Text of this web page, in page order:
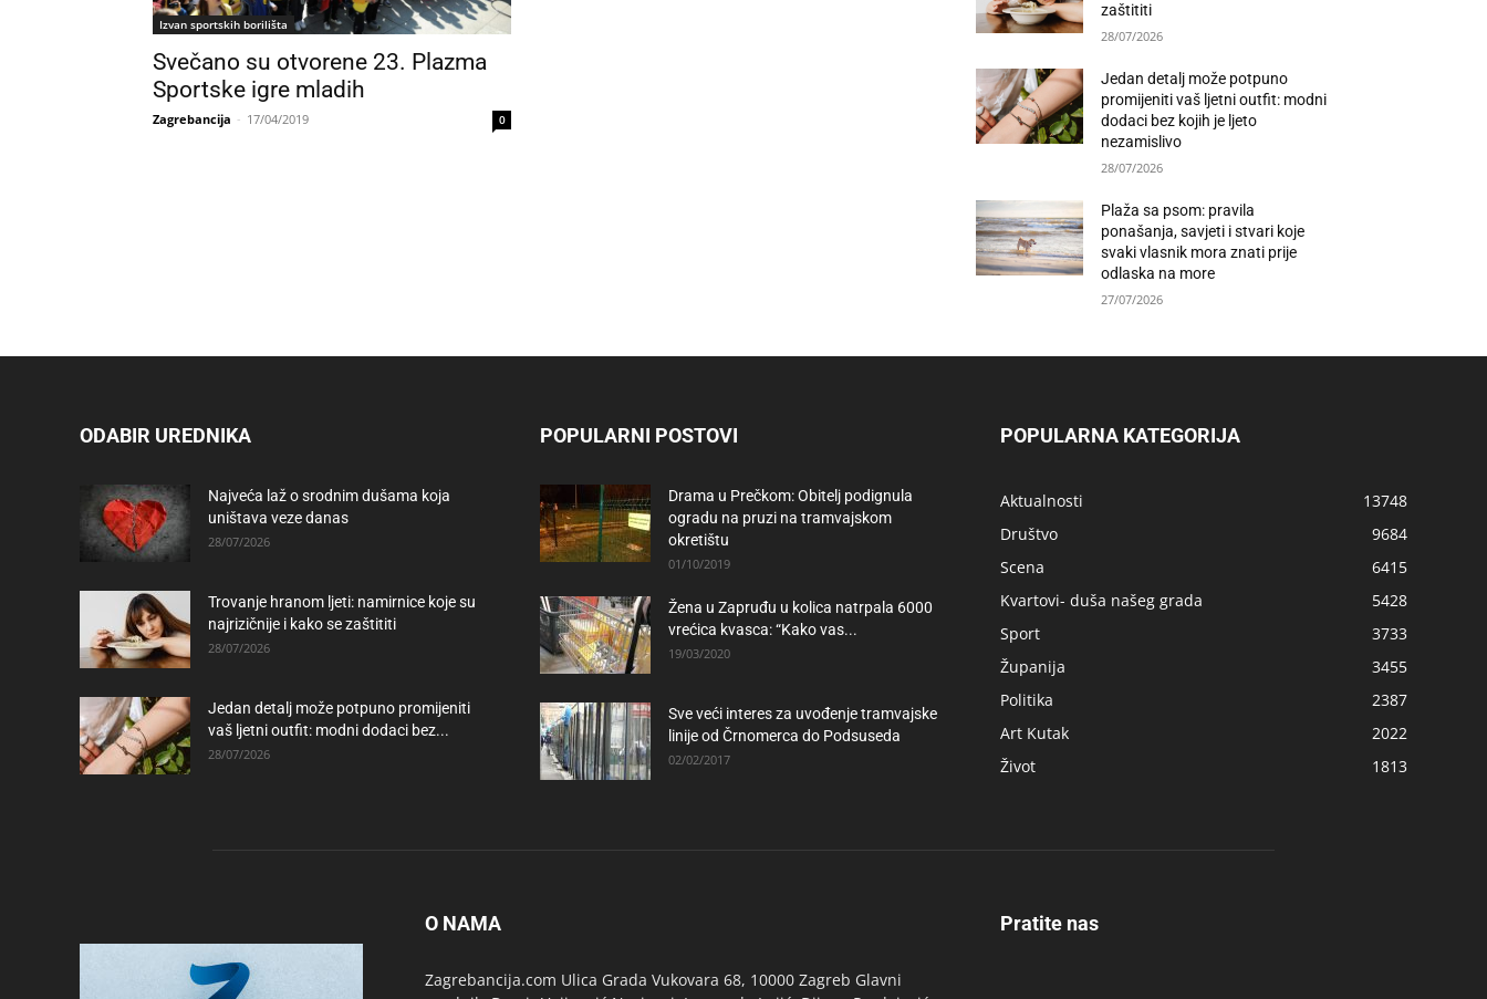
Izvan sportskih borilišta
Svečano su otvorene 23. Plazma
Sportske igre mladih
Zagrebancija - 17/04/2019 0
zaštititi
28/07/2026
Jedan detalj može potpuno
promijeniti vaš ljetni outfit: modni
dodaci bez kojih je ljeto
nezamislivo
28/07/2026
Plaža sa psom: pravila
ponašanja, savjeti i stvari koje
svaki vlasnik mora znati prije
odlaska na more
27/07/2026
ODABIR UREDNIKA
Najveća laž o srodnim dušama koja
uništava veze danas
28/07/2026
Trovanje hranom ljeti: namirnice koje su
najrizičnije i kako se zaštititi
28/07/2026
Jedan detalj može potpuno promijeniti
vaš ljetni outfit: modni dodaci bez...
28/07/2026
POPULARNI POSTOVI
Drama u Prečkom: Obitelj podignula
ogradu na pruzi na tramvajskom
okretištu
01/10/2019
Žena u Zapruđu u kolica natrpala 6000
vrećica kvasca: “Kako vas...
19/03/2020
Sve veći interes za uvođenje tramvajske
linije od Črnomerca do Podsuseda
02/02/2017
POPULARNA KATEGORIJA
Aktualnosti
13748
Društvo
9684
Scena
6415
Kvartovi- duša našeg grada
5428
Sport
3733
Županija
3455
Politika
2387
Art Kutak
2022
Život
1813
O NAMA
Zagrebancija.com Ulica Grada Vukovara 68, 10000 Zagreb Glavni
Pratite nas